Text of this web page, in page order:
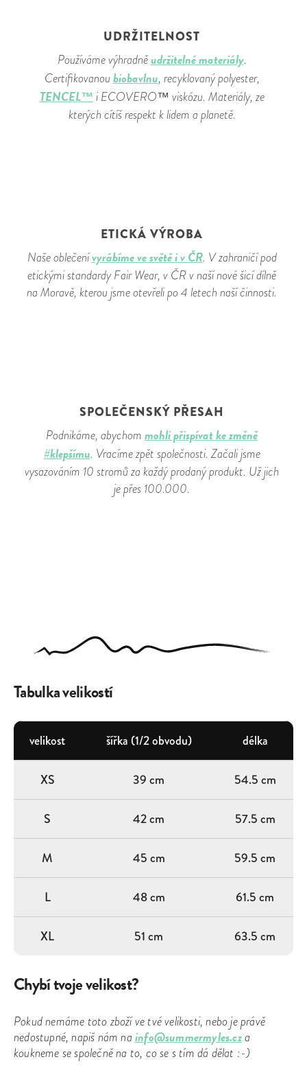
UDRŽITELNOST
Používáme výhradněudržitelné materiály.
Certifikovanou biobavlnu, recyklovaný polyester,
TENCEL™ i ECOVERO™ viskózu. Materiály, ze
kterých cítíš respekt k lidem a planetě.
ETICKÁ VÝROBA
Naše oblečenívyrábíme ve světě i v ČR. V zahraničí pod
etickými standardy Fair Wear, v ČR v naší nové šicí dílně
na Moravě, kterou jsme otevřeli po 4 letech naší činnosti.
SPOLEČENSKÝ PŘESAH
Podnikáme, abychom mohli přispívat ke změně
#klepšímu. Vracíme zpět společnosti. Začali jsme
vysazováním 10 stromů za každý prodaný produkt. Už jich
je přes 100.000.
Tabulka velikostí
velikost šířka (1/2 obvodu) délka
XS 39 cm 54.5 cm
S 42 cm 57.5 cm
M 45 cm 59.5 cm
L 48 cm 61.5 cm
XL 51 cm 63.5 cm
Chybí tvoje velikost?
Pokud nemáme toto zboží ve tvé velikosti, nebo je právě
nedostupné, napiš nám na info@summermyles.cza
koukneme se společně na to, co se s tím dá dělat :-)